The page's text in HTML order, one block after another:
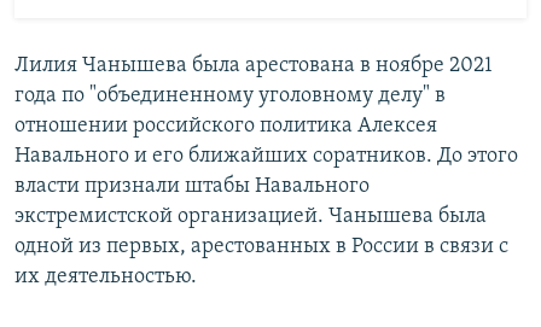
Лилия Чанышева была арестована в ноябре 2021
года по "объединенному уголовному делу" в
отношении российского политика Алексея
Навального и его ближайших соратников. До этого
власти признали штабы Навального
экстремистской организацией. Чанышева была
одной из первых, арестованных в России в связи с
их деятельностью.